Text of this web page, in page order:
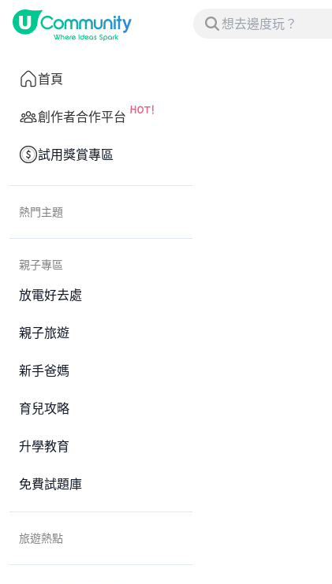
首頁
創作者合作平台
試用獎賞專區
熱門主題
親子專區
放電好去處
親子旅遊
新手爸媽
育兒攻略
升學教育
免費試題庫
旅遊熱點